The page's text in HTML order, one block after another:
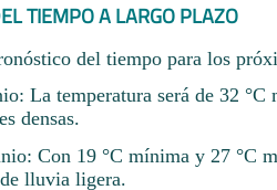
TIEMPO A LARGO PLAZO
del tiempo para los
La temperatura será de 32
densas.
Con 19 °C mínima y 27 °C
lluvia ligera.